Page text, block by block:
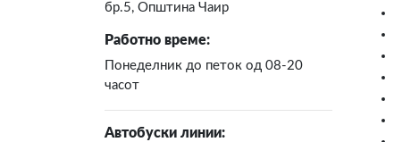
бр.5, Општина Чаир
Работно време:
Понеделник до петок од 08-20
часот
Автобуски линии: